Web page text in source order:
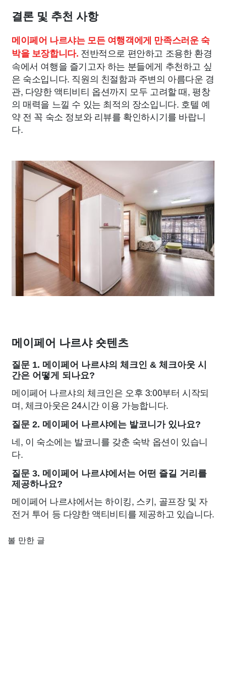
결론 및 추천 사항
메이페어 나르샤는 모든 여행객에게 만족스러운 숙
박을 보장합니다. 전반적으로 편안하고 조용한 환경
속에서 여행을 즐기고자 하는 분들에게 추천하고 싶
은 숙소입니다. 직원의 친절함과 주변의 아름다운 경
관, 다양한 액티비티 옵션까지 모두 고려할 때, 평창
의 매력을 느낄 수 있는 최적의 장소입니다. 호텔 예
약 전 꼭 숙소 정보와 리뷰를 확인하시기를 바랍니
다.
메이페어 나르샤 숏텐츠
질문 1. 메이페어 나르샤의 체크인 & 체크아웃 시
간은 어떻게 되나요?
메이페어 나르샤의 체크인은 오후 3:00부터 시작되
며, 체크아웃은 24시간 이용 가능합니다.
질문 2. 메이페어 나르샤에는 발코니가 있나요?
네, 이 숙소에는 발코니를 갖춘 숙박 옵션이 있습니
다.
질문 3. 메이페어 나르샤에서는 어떤 즐길 거리를
제공하나요?
메이페어 나르샤에서는 하이킹, 스키, 골프장 및 자
전거 투어 등 다양한 액티비티를 제공하고 있습니다.
볼 만한 글